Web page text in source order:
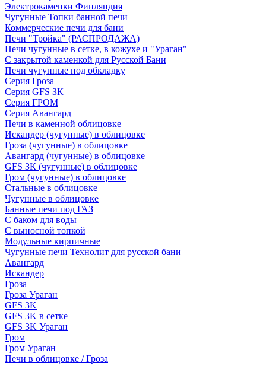
Электрокаменки Финляндия
Чугунные Топки банной печи
Коммерческие печи для бани
Печи "Тройка" (РАСПРОДАЖА)
Печи чугунные в сетке, в кожухе и "Ураган"
С закрытой каменкой для Русской Бани
Печи чугунные под обкладку
Серия Гроза
Серия GFS ЗК
Серия ГРОМ
Серия Авангард
Печи в каменной облицовке
Искандер (чугунные) в облицовке
Гроза (чугунные) в облицовке
Авангард (чугунные) в облицовке
GFS ЗК (чугунные) в облицовке
Гром (чугунные) в облицовке
Стальные в облицовке
Чугунные в облицовке
Банные печи под ГАЗ
С баком для воды
С выносной топкой
Модульные кирпичные
Чугунные печи Технолит для русской бани
Авангард
Искандер
Гроза
Гроза Ураган
GFS 3K
GFS 3K в сетке
GFS 3K Ураган
Гром
Гром Ураган
Печи в облицовке / Гроза